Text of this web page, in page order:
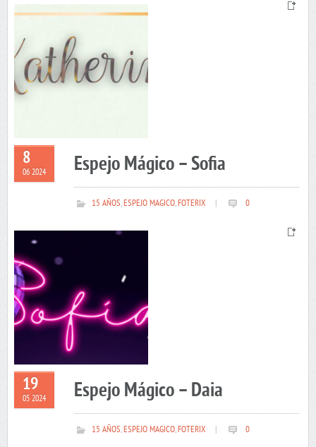
8
06 2024 Espejo Mágico – Sofia
15 AÑOS,ESPEJO MAGICO,FOTERIX 0
19
05 2024 Espejo Mágico – Daia
15 AÑOS,ESPEJO MAGICO,FOTERIX 0